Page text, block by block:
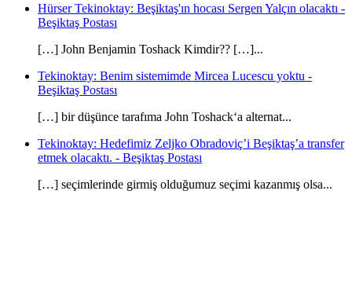
Hürser Tekinoktay: Beşiktaş'ın hocası Sergen Yalçın olacaktı -
Beşiktaş Postası
[…] John Benjamin Toshack Kimdir?? […]...
Tekinoktay: Benim sistemimde Mircea Lucescu yoktu -
Beşiktaş Postası
[…] bir düşünce tarafıma John Toshack‘a alternat...
Tekinoktay: Hedefimiz Zeljko Obradoviç’i Beşiktaş’a transfer
etmek olacaktı. - Beşiktaş Postası
[…] seçimlerinde girmiş olduğumuz seçimi kazanmış olsa...